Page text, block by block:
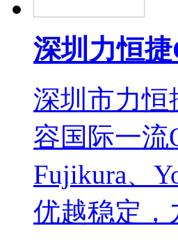
深圳力恒
深圳市力恒
容国际一流
Fujikura、
优越稳定，